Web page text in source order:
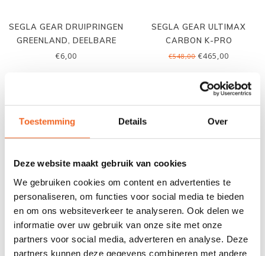
Toestemming Details Over
Deze website maakt gebruik van cookies
We gebruiken cookies om content en advertenties te
personaliseren, om functies voor social media te bieden
en om ons websiteverkeer te analyseren. Ook delen we
informatie over uw gebruik van onze site met onze
partners voor social media, adverteren en analyse. Deze
partners kunnen deze gegevens combineren met andere
SEGLA GEAR DRUIPRINGEN
GREENLAND, DEELBARE
PEDDEL, P.PAAR
€6,00
SEGLA GEAR ULTIMAX
CARBON K-PRO
€548,00 €465,00
SEGLA GEAR PEDDEL-
DEKTAS, LOCKLINE
SEGLA GEAR SILICONEN
ROCK TIP SET